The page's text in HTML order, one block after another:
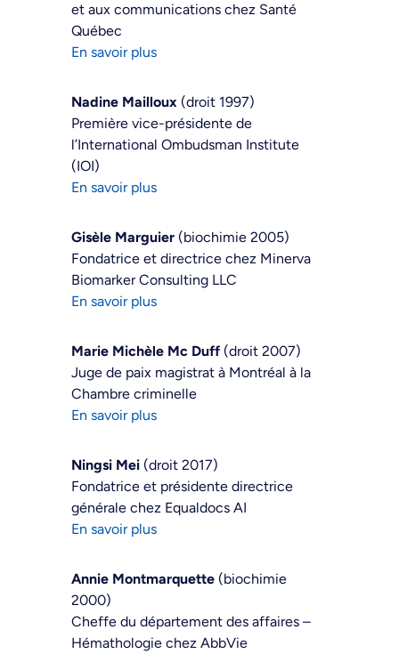
et aux communications chez Santé
Québec
En savoir plus
Nadine Mailloux (droit 1997)
Première vice-présidente de
l’International Ombudsman Institute
(IOI)
En savoir plus
Gisèle Marguier (biochimie 2005)
Fondatrice et directrice chez Minerva
Biomarker Consulting LLC
En savoir plus
Marie Michèle Mc Duff (droit 2007)
Juge de paix magistrat à Montréal à la
Chambre criminelle
En savoir plus
Ningsi Mei (droit 2017)
Fondatrice et présidente directrice
générale chez Equaldocs AI
En savoir plus
Annie Montmarquette (biochimie
2000)
Cheffe du département des affaires –
Hémathologie chez AbbVie